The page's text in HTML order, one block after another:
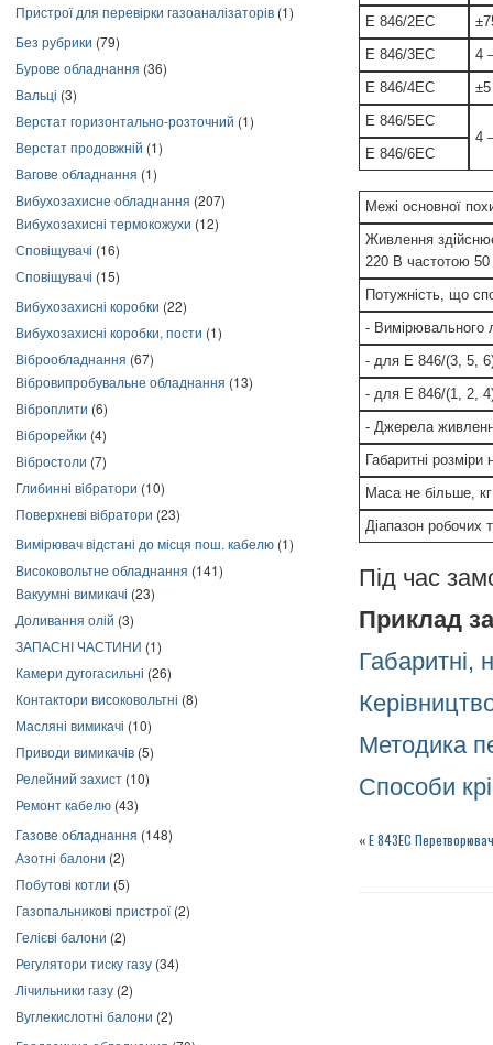
Пристрої для перевірки газоаналізаторів (1)
Без рубрики (79)
Бурове обладнання (36)
Вальці (3)
Верстат горизонтально-розточний (1)
Верстат продовжній (1)
Вагове обладнання (1)
Вибухозахисне обладнання (207)
Вибухозахисні термокожухи (12)
Сповіщувачі (16)
Сповіщувачі (15)
Вибухозахисні коробки (22)
Вибухозахисні коробки, пости (1)
Віброобладнання (67)
Вібровипробувальне обладнання (13)
Віброплити (6)
Віброрейки (4)
Вібростоли (7)
Глибинні вібратори (10)
Поверхневі вібратори (23)
Вимірювач відстані до місця пош. кабелю (1)
Високовольтне обладнання (141)
Вакуумні вимикачі (23)
Доливання олій (3)
ЗАПАСНІ ЧАСТИНИ (1)
Камери дугогасильні (26)
Контактори високовольтні (8)
Масляні вимикачі (10)
Приводи вимикачів (5)
Релейний захист (10)
Ремонт кабелю (43)
Газове обладнання (148)
Азотні балони (2)
Побутові котли (5)
Газопальникові пристрої(2)
Гелієві балони (2)
Регулятори тиску газу (34)
Лічильники газу (2)
Вуглекислотні балони (2)
Е 846/2ЕС
Е 846/3ЕС
4
Е 846/4ЕС
Е 846/5ЕС
4
Е 846/6ЕС
Межі основної
Живлення
220 В частотою
Потужність, що
- Вимірювального
- для E 846/(3, 5,
- для E 846/(1, 2,
- Джерела
Габаритні
Маса не більше, кг
Діапазон робочих
Під час
Приклад
Габаритні,
Методика
Способи
«Е 843ЕС